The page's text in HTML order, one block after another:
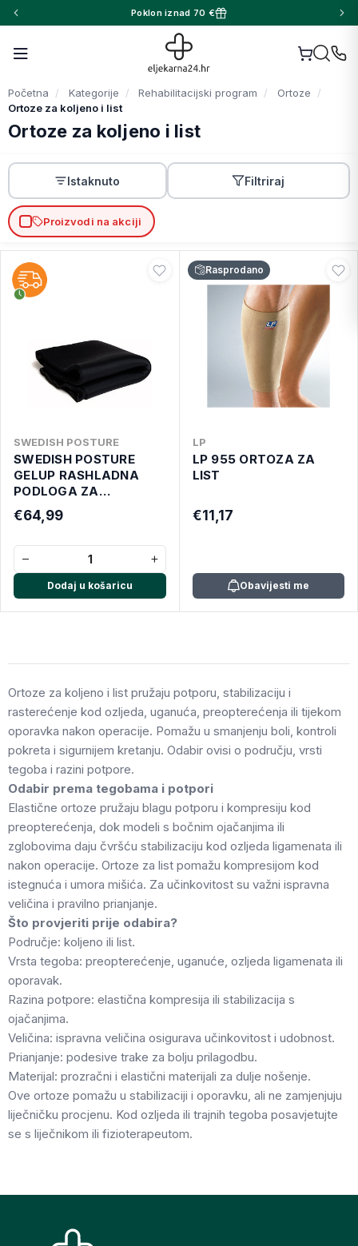
Poklon iznad 70 €
Početna Kategorije Rehabilitacijski program
Ortoze
Ortoze za koljeno i list
Ortoze za koljeno i list
Istaknuto Filtriraj
Proizvodi na akciji
SWEDISH POSTURE
SWEDISH POSTURE
GELUP RASHLADNA
PODLOGA ZA
STAJANJE
€64,99
− +
Dodaj u košaricu
Rasprodano
LP
LP 955 ORTOZA ZA
LIST
€11,17
Obavijesti me
Ortoze za koljeno i list pružaju potporu, stabilizaciju i
rasterećenje kod ozljeda, uganuća, preopterećenja ili tijekom
oporavka nakon operacije. Pomažu u smanjenju boli, kontroli
pokreta i sigurnijem kretanju. Odabir ovisi o području, vrsti
tegoba i razini potpore.
Odabir prema tegobama i potpori
Elastične ortoze pružaju blagu potporu i kompresiju kod
preopterećenja, dok modeli s bočnim ojačanjima ili
zglobovima daju čvršću stabilizaciju kod ozljeda ligamenata ili
nakon operacije. Ortoze za list pomažu kompresijom kod
istegnuća i umora mišića. Za učinkovitost su važni ispravna
veličina i pravilno prianjanje.
Što provjeriti prije odabira?
Područje: koljeno ili list.
Vrsta tegoba: preopterećenje, uganuće, ozljeda ligamenata ili
oporavak.
Razina potpore: elastična kompresija ili stabilizacija s
ojačanjima.
Veličina: ispravna veličina osigurava učinkovitost i udobnost.
Prianjanje: podesive trake za bolju prilagodbu.
Materijal: prozračni i elastični materijali za dulje nošenje.
Ove ortoze pomažu u stabilizaciji i oporavku, ali ne zamjenjuju
liječničku procjenu. Kod ozljeda ili trajnih tegoba posavjetujte
se s liječnikom ili fizioterapeutom.